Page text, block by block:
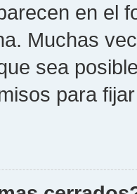
en el
Muchas
sea
para